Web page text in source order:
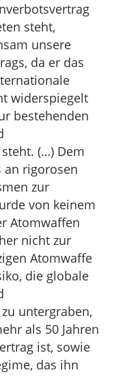
steht,
unsere
da er das
widerspiegelt
bestehenden
(…) Dem
an rigorosen
zur
von keinem
Atomwaffen
nicht zur
Atomwaffe
die globale
untergraben,
als 50 Jahren
ist, sowie
das ihn